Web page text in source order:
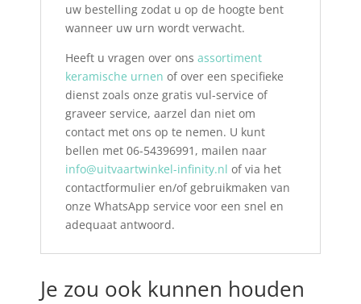
uw bestelling zodat u op de hoogte bent
wanneer uw urn wordt verwacht.
Heeft u vragen over ons assortiment
keramische urnen of over een specifieke
dienst zoals onze gratis vul-service of
graveer service, aarzel dan niet om
contact met ons op te nemen. U kunt
bellen met 06-54396991, mailen naar
info@uitvaartwinkel-infinity.nl of via het
contactformulier en/of gebruikmaken van
onze WhatsApp service voor een snel en
adequaat antwoord.
Je zou ook kunnen houden